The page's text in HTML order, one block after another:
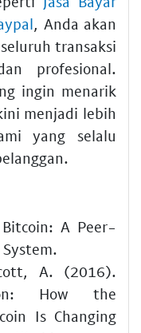
, Anda akan
transaksi
profesional.
ingin menarik
menjadi lebih
yang selalu
A Peer-
A. (2016).
How the
Is Changing